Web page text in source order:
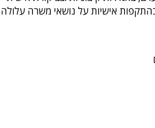
אישיות על נושאי משרה עלולה